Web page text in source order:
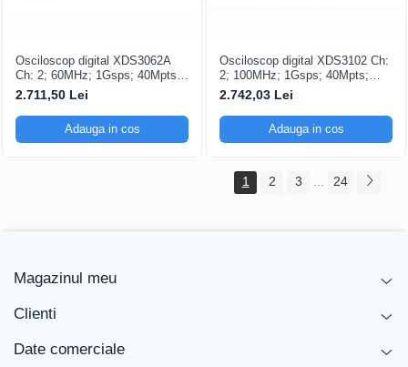
Osciloscop digital XDS3062A
Ch: 2; 60MHz; 1Gsps; 40Mpts;
LCD TFT 8"; XDS care ofera
Triggering avansat
2.711,50 Lei
Adauga in cos
Osciloscop digital XDS3102 Ch:
2; 100MHz; 1Gsps; 40Mpts;
LCD TFT 8"; XDS ce include
Triggering avansat
2.742,03 Lei
Adauga in cos
1 2 3 ... 24
Magazinul meu
Clienti
Date comerciale